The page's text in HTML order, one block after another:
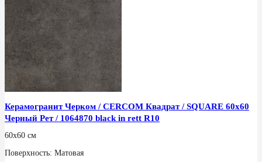
Керамогранит Черком / CERCOM Квадрат / SQUARE 60x60
Черный Рет / 1064870 black in rett R10
60x60 см
Поверхность: Матовая